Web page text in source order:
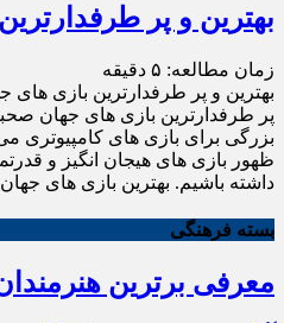
بهترین و پر
زمان مطالعه: ۵ دقیقه
بهترین و پر طرفدارترین بازی های
بزرگی برای بازی های کامپیوتری می
ظهور بازی های هیجان انگیز و
داشته باشیم. بهترین بازی های جهان در سال ۲۰۲۱،
بسته فرهنگی
معرفی برترین